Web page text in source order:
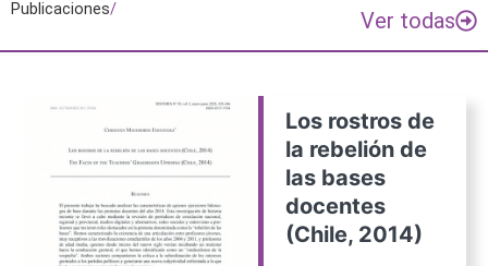
Publicaciones/ Ver todas
Los rostros de
la rebelión de
las bases
docentes
(Chile, 2014)